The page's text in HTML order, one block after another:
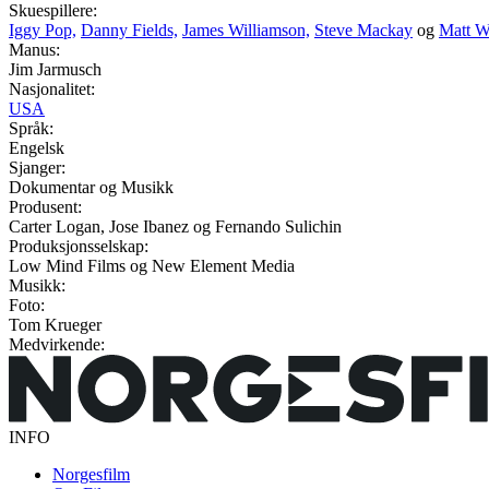
Skuespillere:
Iggy Pop, Danny Fields, James Williamson, Steve Mackay og Matt
Manus:
Jim Jarmusch
Nasjonalitet:
USA
Språk:
Engelsk
Sjanger:
Dokumentar og Musikk
Produsent:
Carter Logan, Jose Ibanez og Fernando Sulichin
Produksjonsselskap:
Low Mind Films og New Element Media
Musikk:
Foto:
Tom Krueger
Medvirkende:
INFO
Norgesfilm